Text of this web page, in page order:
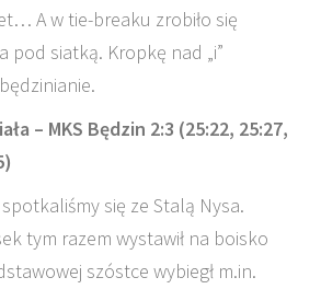
A w tie-breaku zrobiło się
pod siatką. Kropkę nad „i”
– MKS Będzin 2:3 (25:22, 25:27,
się ze Stalą Nysa.
tym razem wystawił na boisko
szóstce wybiegł m.in.